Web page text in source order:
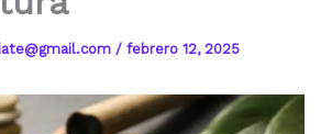
/ febrero 12, 2025